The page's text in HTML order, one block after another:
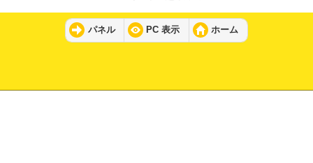
パネル PC 表示 ホーム